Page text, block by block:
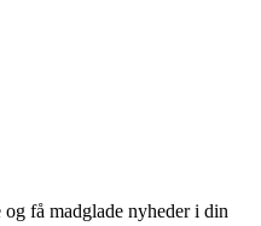
få madglade nyheder i din